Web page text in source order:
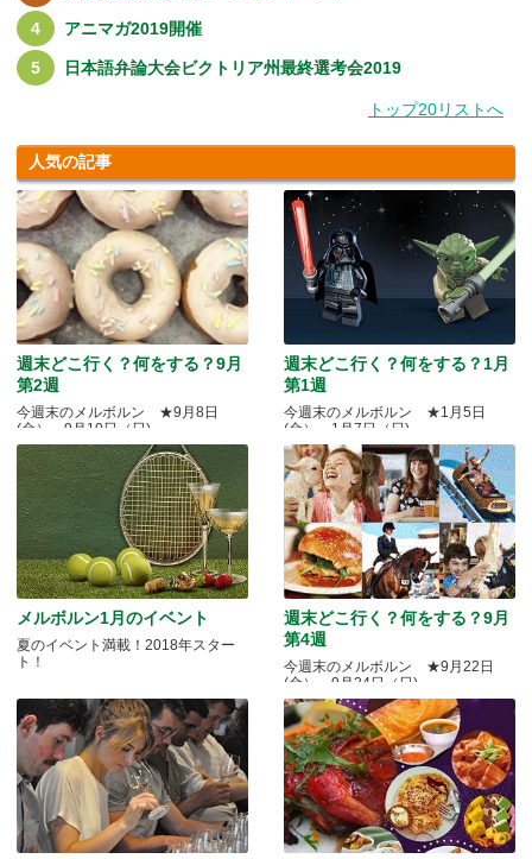
アニマガ2019開催
日本語弁論大会ビクトリア州最終選考会2019
トップ20リストへ
人気の記事
週末どこ行く？何をする？9月
第2週
今週末のメルボルン ★9月8日
(金）～9月10日（日)
週末どこ行く？何をする？1月
第1週
今週末のメルボルン ★1月5日
(金）～1月7日（日)
メルボルン1月のイベント
夏のイベント満載！2018年スター
ト！
週末どこ行く？何をする？9月
第4週
今週末のメルボルン ★9月22日
(金）～9月24日（日)